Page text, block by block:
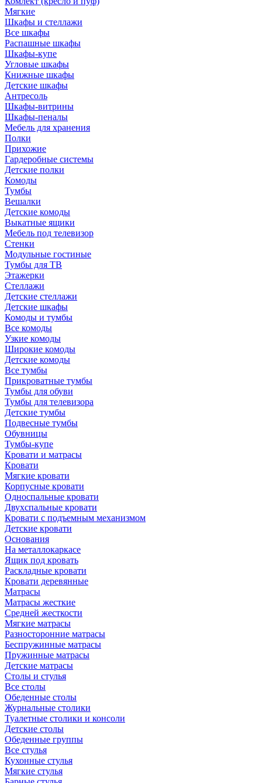
Мягкие
Шкафы и стеллажи
Все шкафы
Распашные шкафы
Шкафы-купе
Угловые шкафы
Книжные шкафы
Детские шкафы
Антресоль
Шкафы-витрины
Шкафы-пеналы
Мебель для хранения
Полки
Прихожие
Гардеробные системы
Детские полки
Комоды
Тумбы
Вешалки
Детские комоды
Выкатные ящики
Мебель под телевизор
Стенки
Модульные гостиные
Тумбы для ТВ
Этажерки
Стеллажи
Детские стеллажи
Детские шкафы
Комоды и тумбы
Все комоды
Узкие комоды
Широкие комоды
Детские комоды
Все тумбы
Прикроватные тумбы
Тумбы для обуви
Тумбы для телевизора
Детские тумбы
Подвесные тумбы
Обувницы
Тумбы-купе
Кровати и матрасы
Кровати
Мягкие кровати
Корпусные кровати
Односпальные кровати
Двухспальные кровати
Кровати с подъемным механизмом
Детские кровати
Основания
На металлокаркасе
Ящик под кровать
Раскладные кровати
Кровати деревянные
Матрасы
Матрасы жесткие
Средней жесткости
Мягкие матрасы
Разносторонние матрасы
Беспружинные матрасы
Пружинные матрасы
Детские матрасы
Столы и стулья
Все столы
Обеденные столы
Журнальные столики
Туалетные столики и консоли
Детские столы
Обеденные группы
Все стулья
Кухонные стулья
Мягкие стулья